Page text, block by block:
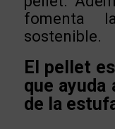
fomenta
sostenible.
El pellet
que ayuda
de la